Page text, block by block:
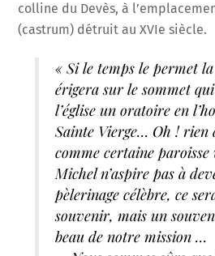
colline du Devès, à
(castrum) détruit au XVIe siècle.
« Si le temps le permet
érigera sur le sommet
l’église un oratoire en
Sainte Vierge… Oh ! rien
comme certaine
Michel n’aspire pas à
pèlerinage célèbre, ce
souvenir, mais un
beau de notre mission …